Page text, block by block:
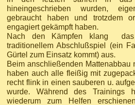
hineingeschrieben wurden,
gebraucht haben und trotzdem
engagiert gekämpft haben.
Nach den Kämpfen klang das
traditionellem Abschlußspiel (ein
Gürtel zum Einsatz kommt) aus.
Beim anschließenden Mattenabbau
haben auch alle fleißig mit
recht flink in einen sauberen u.
wurde. Während des Trainings
wiederum zum Helfen